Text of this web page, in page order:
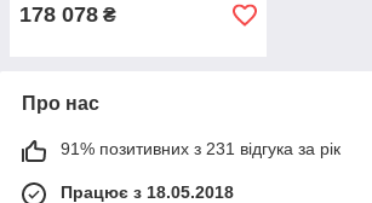
178 078 ₴
Про нас
91% позитивних з 231 відгука за рік
Працює з 18.05.2018